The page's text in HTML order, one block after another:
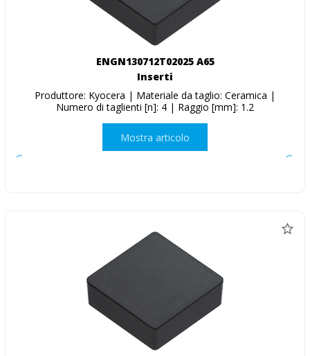
ENGN130712T02025 A65
Inserti
Produttore: Kyocera | Materiale da taglio: Ceramica |
Numero di taglienti [n]: 4 | Raggio [mm]: 1.2
Mostra articolo